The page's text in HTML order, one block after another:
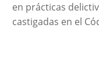
en prácticas
castigadas en el